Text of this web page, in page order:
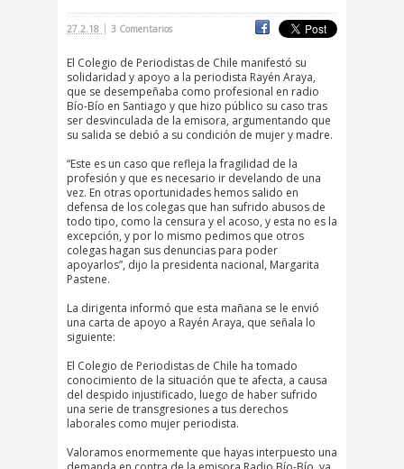
#Destacado #Importante
#Noticias #Asamblea
#Colegiodeperiodistas
#Destacado #Importante
#Noticias #CongresoNacional
#Colegiodeperiodistas
#Destacado #Importante
#Noticias #Elecciones
#CandidaturasConsejoNacional
#Colegiodeperiodistas
#Noticias #Elecciones
#Colegiodeperiodistas
#Eleccion
es
#Elecciones2
024
#FalloJudic
#GabrielBoric
#Géner
#GéneroYDD
#Importan
27.2.18 | 3 Comentarios
El Colegio de Periodistas de Chile manifestó su
solidaridad y apoyo a la periodista Rayén Araya,
que se desempeñaba como profesional en radio
Bío-Bío en Santiago y que hizo público su caso tras
ser desvinculada de la emisora, argumentando que
su salida se debió a su condición de mujer y madre.
“Este es un caso que refleja la fragilidad de la
profesión y que es necesario ir develando de una
vez. En otras oportunidades hemos salido en
defensa de los colegas que han sufrido abusos de
todo tipo, como la censura y el acoso, y esta no es la
excepción, y por lo mismo pedimos que otros
colegas hagan sus denuncias para poder
apoyarlos”, dijo la presidenta nacional, Margarita
Pastene.
La dirigenta informó que esta mañana se le envió
una carta de apoyo a Rayén Araya, que señala lo
siguiente:
El Colegio de Periodistas de Chile ha tomado
conocimiento de la situación que te afecta, a causa
del despido injustificado, luego de haber sufrido
una serie de transgresiones a tus derechos
laborales como mujer periodista.
Valoramos enormemente que hayas interpuesto una